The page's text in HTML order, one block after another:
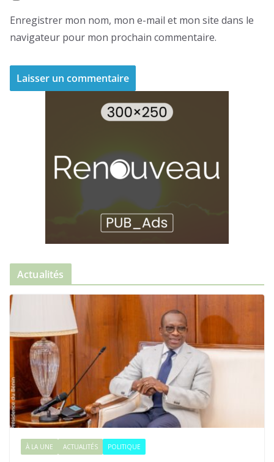
Enregistrer mon nom, mon e-mail et mon site dans le
navigateur pour mon prochain commentaire.
Actualités
À LA UNE ACTUALITÉS POLITIQUE